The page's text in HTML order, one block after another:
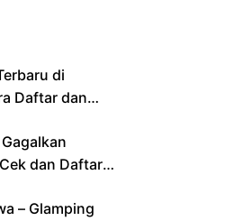
di
Daftar dan
dan Daftar
– Glamping